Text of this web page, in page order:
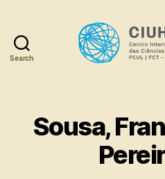
Search
Sousa,